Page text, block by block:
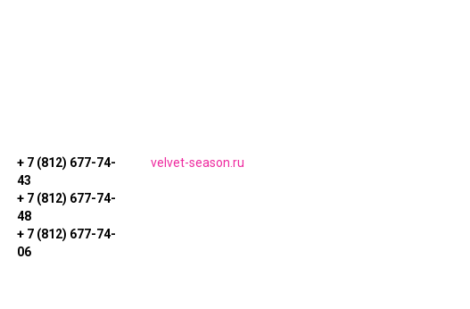
+ 7 (812) 677-74-
43
+ 7 (812) 677-74-
48
+ 7 (812) 677-74-
06
velvet-season.ru